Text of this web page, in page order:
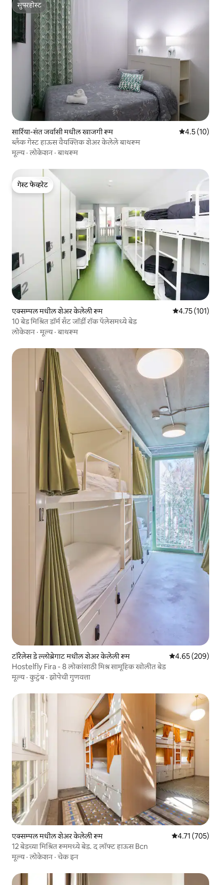
सुपरहोस्ट
सुपरहोस्ट
सार्रिया-संत जर्वासी मधील खाजगी रूम 5 पैकी 4.5
4.5 (10)
ब्लँक गेस्ट हाऊस वैयक्तिक शेअर केलेले बाथरूम
मूल्य·लोकेशन ·बाथरूम
गेस्ट फेव्हरेट
गेस्ट फेव्हरेट
एक्सम्पल मधील शेअर केलेली रूम 5 पैकी 4.75
4.75 (101)
10 बेड मिश्रित डॉर्म सँट जॉर्डी रॉक पॅलेसमध्ये बेड
लोकेशन ·मूल्य·बाथरूम
टॉरेलेस डे ल्लोब्रेगाट मधील शेअर केलेली रूम 5 पैकी 4.65
4.65 (209)
Hostelfly Fira - 8 लोकांसाठी मिश्र सामूहिक खोलीत बेड
मूल्य·कुटुंब·झोपेची गुणवत्ता
एक्सम्पल मधील शेअर केलेली रूम 5 पैकी 4.71
4.71 (705)
12 बेडच्या मिश्रित रूममध्ये बेड. द लॉफ्ट हाऊस Bcn
मूल्य·लोकेशन ·चेक इन